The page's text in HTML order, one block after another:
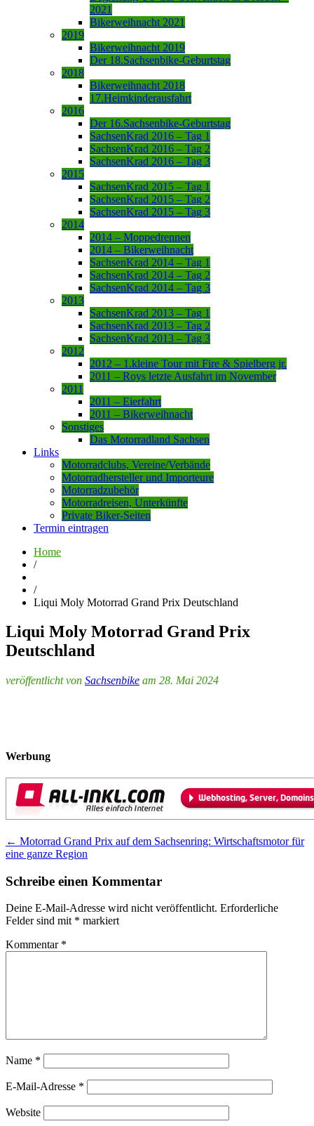
2021
Bikerweihnacht 2021
2019
Bikerweihnacht 2019
Der 18.Sachsenbike-Geburtstag
2018
Bikerweihnacht 2018
17.Heimkinderausfahrt
2016
Der 16.Sachsenbike-Geburtstag
SachsenKrad 2016 – Tag 1
SachsenKrad 2016 – Tag 2
SachsenKrad 2016 – Tag 3
2015
SachsenKrad 2015 – Tag 1
SachsenKrad 2015 – Tag 2
SachsenKrad 2015 – Tag 3
2014
2014 – Moppedrennen
2014 – Bikerweihnacht
SachsenKrad 2014 – Tag 1
SachsenKrad 2014 – Tag 2
SachsenKrad 2014 – Tag 3
2013
SachsenKrad 2013 – Tag 1
SachsenKrad 2013 – Tag 2
SachsenKrad 2013 – Tag 3
2012
2012 – 1.kleine Tour mit Fire & Spielberg jr.
2011 – Roys letzte Ausfahrt im November
2011
2011 – Eierfahrt
2011 – Bikerweihnacht
Sonstiges
Das Motorradland Sachsen
Links
Motorradclubs, Vereine/Verbände
Motorradhersteller und Importeure
Motorradzubehör
Motorradreisen, Unterkünfte
Private Biker-Seiten
Termin eintragen
Home
/
/
Liqui Moly Motorrad Grand Prix Deutschland
Liqui Moly Motorrad Grand Prix
Deutschland
veröffentlicht von Sachsenbike am 28. Mai 2024
Werbung
Post
navigation
← Motorrad Grand Prix auf dem Sachsenring: Wirtschaftsmotor für
eine ganze Region
Schreibe einen Kommentar
Deine E-Mail-Adresse wird nicht veröffentlicht. Erforderliche
Felder sind mit * markiert
Kommentar *
Name *
E-Mail-Adresse *
Website